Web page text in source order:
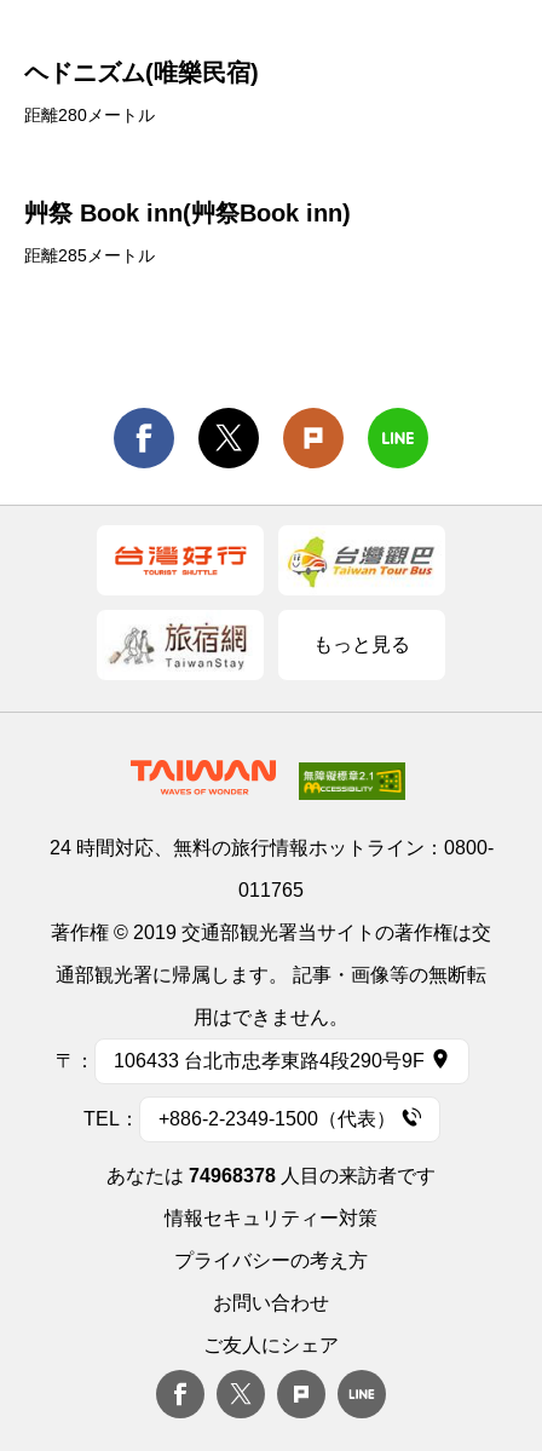
ヘドニズム(唯樂民宿)
距離280メートル
艸祭 Book inn(艸祭Book inn)
距離285メートル
もっと見る
24 時間対応、無料の旅行情報ホットライン： 0800-
011765
著作権 © 2019 交通部観光署当サイトの著作権は交
通部観光署に帰属します。 記事・画像等の無断転
用はできません。
〒： 106433 台北市忠孝東路4段290号9F
TEL： +886-2-2349-1500（代表）
あなたは 74968378 人目の来訪者です
情報セキュリティー対策
プライバシーの考え方
お問い合わせ
ご友人にシェア